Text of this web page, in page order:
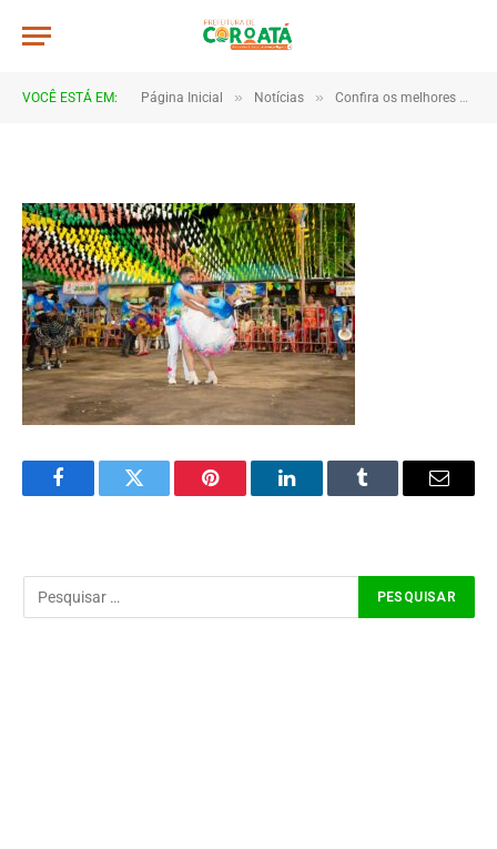
VOCÊ ESTÁ EM: Página Inicial » Notícias » Confira os melhores momentos do 1º e 2º dia do São João de Coroatá 2025
JWR_6086
FacebookTwitter Pinterest LinkedInTumblr Email